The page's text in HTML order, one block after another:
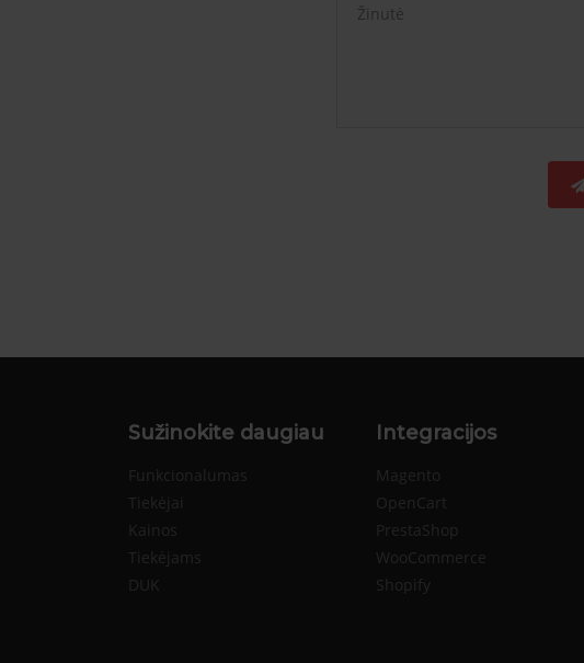
Sužinokite daugiau
Funkcionalumas
Tiekėjai
Kainos
Tiekėjams
DUK
Integracijos
Magento
OpenCart
PrestaShop
WooCommerce
Shopify